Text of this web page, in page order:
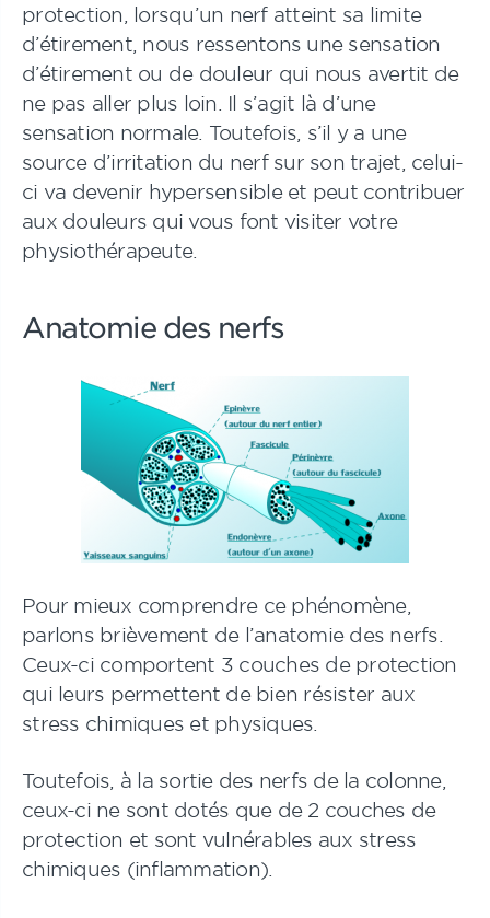
protection, lorsqu’un nerf atteint sa limite
d’étirement, nous ressentons une sensation
d’étirement ou de douleur qui nous avertit de
ne pas aller plus loin. Il s’agit là d’une
sensation normale. Toutefois, s’il y a une
source d’irritation du nerf sur son trajet, celui-
ci va devenir hypersensible et peut contribuer
aux douleurs qui vous font visiter votre
physiothérapeute.
Anatomie des nerfs
Pour mieux comprendre ce phénomène,
parlons brièvement de l’anatomie des nerfs.
Ceux-ci comportent 3 couches de protection
qui leurs permettent de bien résister aux
stress chimiques et physiques.
Toutefois, à la sortie des nerfs de la colonne,
ceux-ci ne sont dotés que de 2 couches de
protection et sont vulnérables aux stress
chimiques (inflammation).